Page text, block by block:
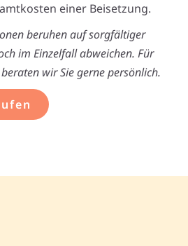
einer Beisetzung.
beruhen auf sorgfältiger
im Einzelfall abweichen. Für
wir Sie gerne persönlich.